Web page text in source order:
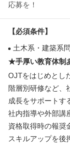
応募を！
【必須条件】
土木系・建築系
★手厚い教育体制
OJTをはじめとし
階層別研修など、
成長をサポートす
社内指導や外部講
資格取得時の報奨
スキルアップを後